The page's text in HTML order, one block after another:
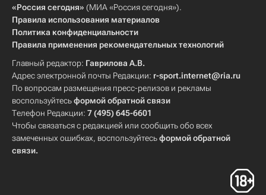
«Россия сегодня» (МИА «Россия сегодня»).
Правила использования материалов
Политика конфиденциальности
Правила применения рекомендательных технологий
Главный редактор: Гаврилова А.В.
Адрес электронной почты Редакции: r-sport.internet@ria.ru
По вопросам размещения пресс-релизов и рекламы
воспользуйтесьформой обратной связи
Телефон Редакции: 7 (495) 645-6601
Чтобы связаться с редакцией или сообщить обо всех
замеченных ошибках, воспользуйтесьформой обратной
связи.